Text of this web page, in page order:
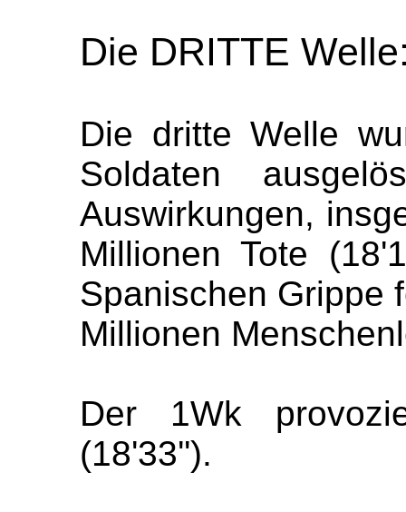
Die DRITTE W
Die dritteWelle
Soldaten
Auswirkungen,
Millionen Tote (
Spanischen Grippe
Millionen
Der 1Wk
(18'33'').